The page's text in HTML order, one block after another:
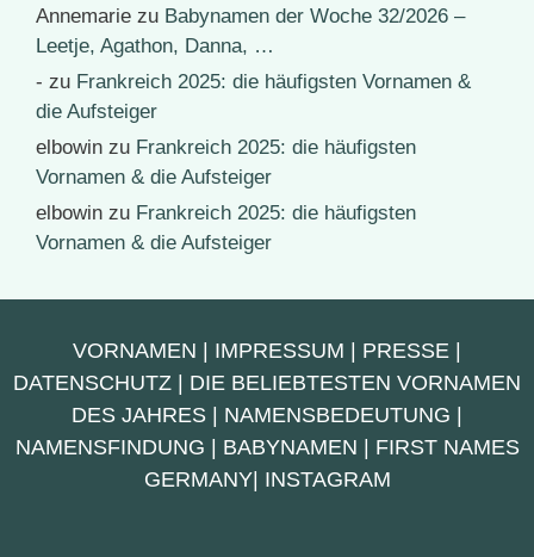
Annemarie zu Babynamen der Woche 32/2026 –
Leetje, Agathon, Danna, …
- zu Frankreich 2025: die häufigsten Vornamen &
die Aufsteiger
elbowin zu Frankreich 2025: die häufigsten
Vornamen & die Aufsteiger
elbowin zu Frankreich 2025: die häufigsten
Vornamen & die Aufsteiger
VORNAMEN IMPRESSUM PRESSE
DATENSCHUTZ
DIE BELIEBTESTEN VORNAMEN
DES JAHRES
NAMENSBEDEUTUNG
NAMENSFINDUNG
BABYNAMEN
FIRST NAMES
GERMANY| INSTAGRAM